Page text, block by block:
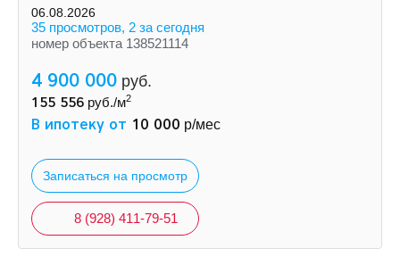
06.08.2026
35 просмотров, 2 за сегодня
номер объекта 138521114
4 900 000 руб.
155 556 руб./м2
В ипотеку от 10 000 р/мес
Записаться на просмотр
8 (928) 411-79-51